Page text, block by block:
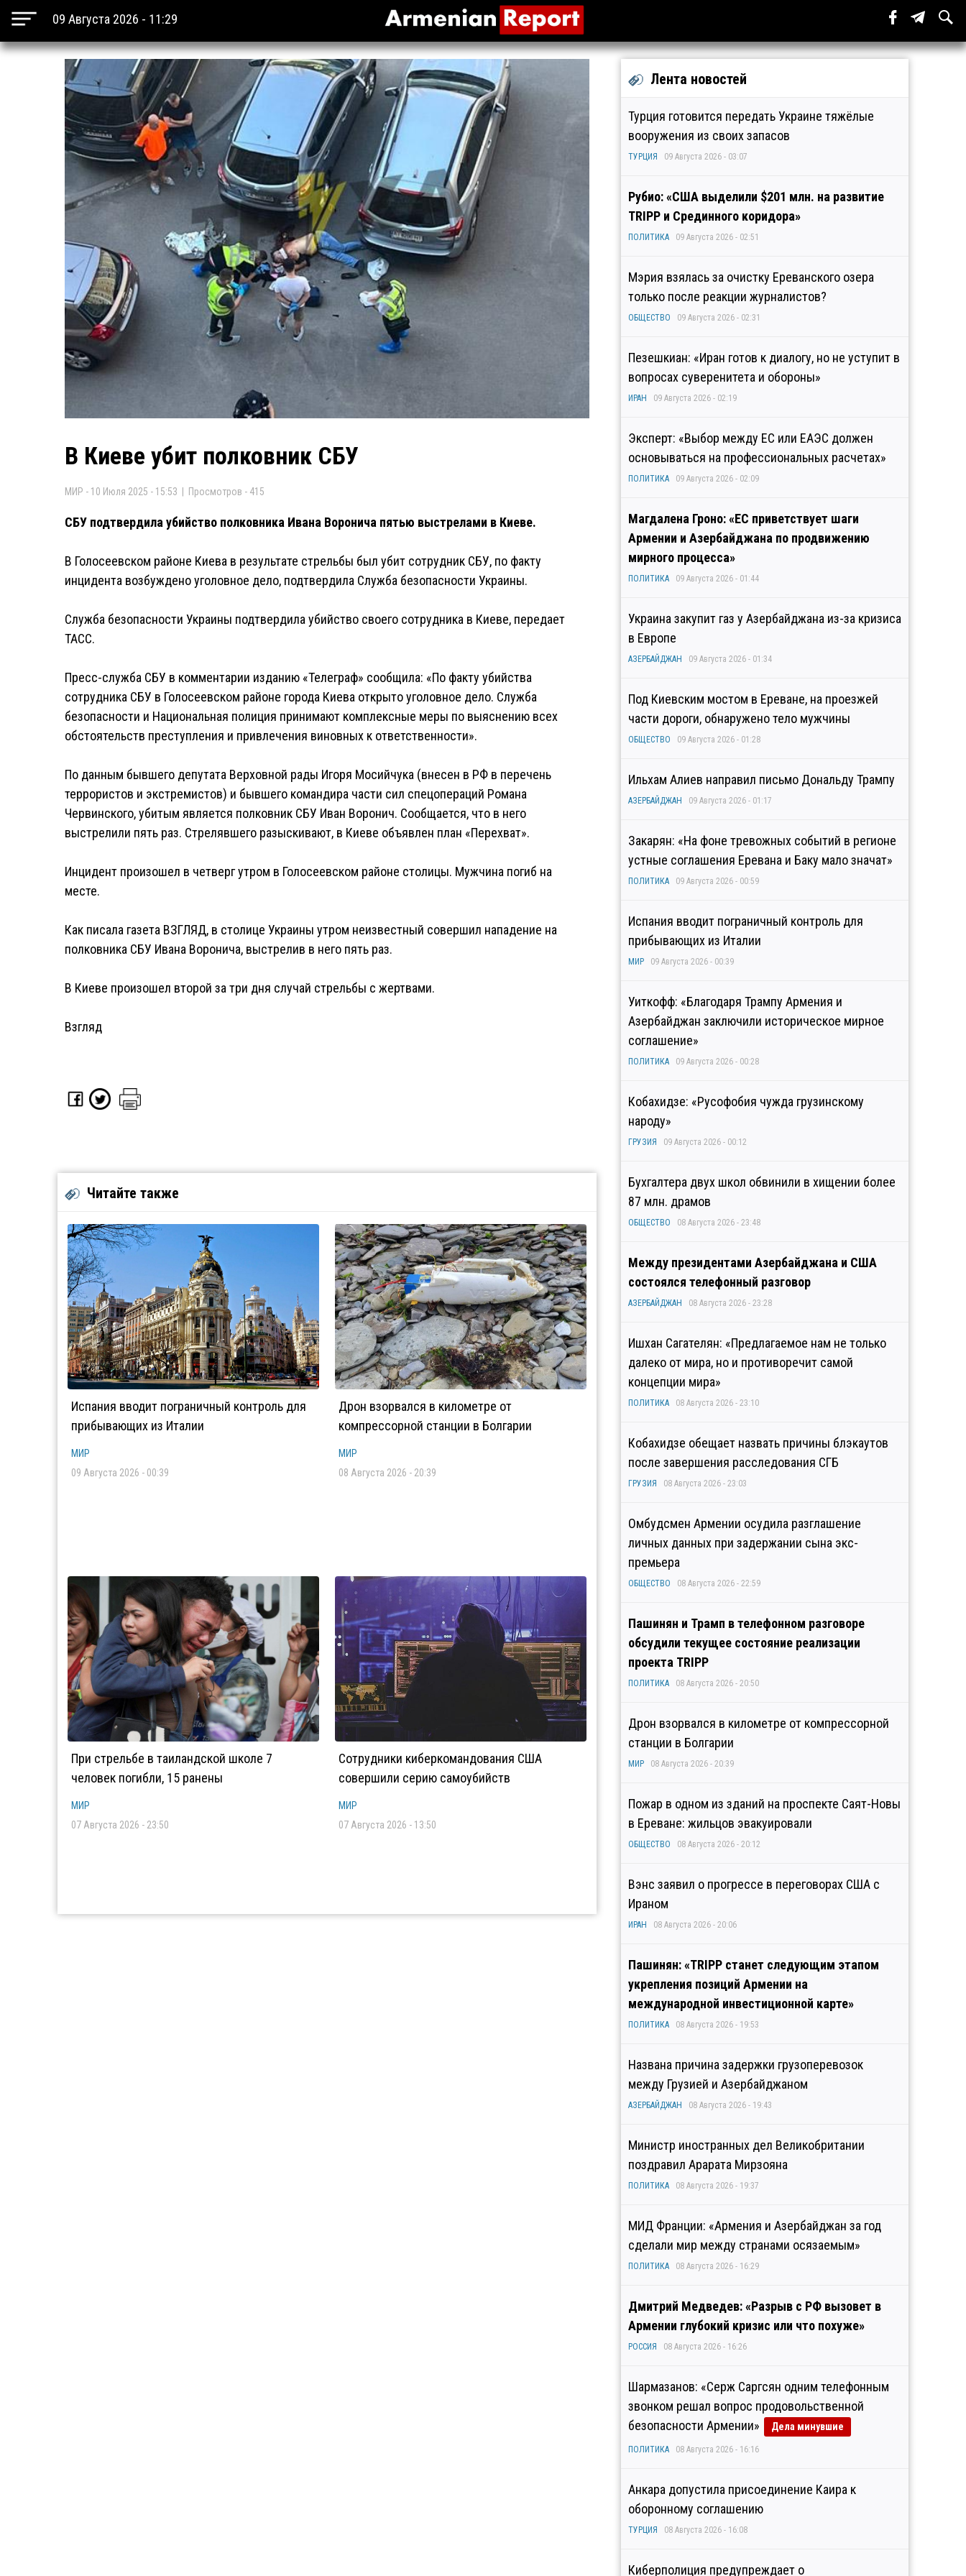
09 Августа 2026 - 11:29
В Киеве убит полковник СБУ
МИР - 10 Июля 2025 - 15:53 | Просмотров - 415
СБУ подтвердила убийство полковника Ивана Воронича пятью выстрелами в Киеве.
В Голосеевском районе Киева в результате стрельбы был убит сотрудник СБУ, по факту
инцидента возбуждено уголовное дело, подтвердила Служба безопасности Украины.
Служба безопасности Украины подтвердила убийство своего сотрудника в Киеве, передает
ТАСС.
Пресс-служба СБУ в комментарии изданию «Телеграф» сообщила: «По факту убийства
сотрудника СБУ в Голосеевском районе города Киева открыто уголовное дело. Служба
безопасности и Национальная полиция принимают комплексные меры по выяснению всех
обстоятельств преступления и привлечения виновных к ответственности».
По данным бывшего депутата Верховной рады Игоря Мосийчука (внесен в РФ в перечень
террористов и экстремистов) и бывшего командира части сил спецопераций Романа
Червинского, убитым является полковник СБУ Иван Воронич. Сообщается, что в него
выстрелили пять раз. Стрелявшего разыскивают, в Киеве объявлен план «Перехват».
Инцидент произошел в четверг утром в Голосеевском районе столицы. Мужчина погиб на
месте.
Как писала газета ВЗГЛЯД, в столице Украины утром неизвестный совершил нападение на
полковника СБУ Ивана Воронича, выстрелив в него пять раз.
В Киеве произошел второй за три дня случай стрельбы с жертвами.
Взгляд
Читайте также
Испания вводит пограничный контроль для
прибывающих из Италии
МИР
09 Августа 2026 - 00:39
Дрон взорвался в километре от
компрессорной станции в Болгарии
МИР
08 Августа 2026 - 20:39
При стрельбе в таиландской школе 7
человек погибли, 15 ранены
МИР
07 Августа 2026 - 23:50
Сотрудники киберкомандования США
совершили серию самоубийств
МИР
07 Августа 2026 - 13:50
Лента новостей
Турция готовится передать Украине тяжёлые
вооружения из своих запасов
ТУРЦИЯ 09 Августа 2026 - 03:07
Рубио: «США выделили $201 млн. на развитие
TRIPP и Срединного коридора»
ПОЛИТИКА 09 Августа 2026 - 02:51
Мэрия взялась за очистку Ереванского озера
только после реакции журналистов?
ОБЩЕСТВО 09 Августа 2026 - 02:31
Пезешкиан: «Иран готов к диалогу, но не уступит в
вопросах суверенитета и обороны»
ИРАН 09 Августа 2026 - 02:19
Эксперт: «Выбор между ЕС или ЕАЭС должен
основываться на профессиональных расчетах»
ПОЛИТИКА 09 Августа 2026 - 02:09
Магдалена Гроно: «ЕС приветствует шаги
Армении и Азербайджана по продвижению
мирного процесса»
ПОЛИТИКА 09 Августа 2026 - 01:44
Украина закупит газ у Азербайджана из-за кризиса
в Европе
АЗЕРБАЙДЖАН 09 Августа 2026 - 01:34
Под Киевским мостом в Ереване, на проезжей
части дороги, обнаружено тело мужчины
ОБЩЕСТВО 09 Августа 2026 - 01:28
Ильхам Алиев направил письмо Дональду Трампу
АЗЕРБАЙДЖАН 09 Августа 2026 - 01:17
Закарян: «На фоне тревожных событий в регионе
устные соглашения Еревана и Баку мало значат»
ПОЛИТИКА 09 Августа 2026 - 00:59
Испания вводит пограничный контроль для
прибывающих из Италии
МИР 09 Августа 2026 - 00:39
Уиткофф: «Благодаря Трампу Армения и
Азербайджан заключили историческое мирное
соглашение»
ПОЛИТИКА 09 Августа 2026 - 00:28
Кобахидзе: «Русофобия чужда грузинскому
народу»
ГРУЗИЯ 09 Августа 2026 - 00:12
Бухгалтера двух школ обвинили в хищении более
87 млн. драмов
ОБЩЕСТВО 08 Августа 2026 - 23:48
Между президентами Азербайджана и США
состоялся телефонный разговор
АЗЕРБАЙДЖАН 08 Августа 2026 - 23:28
Ишхан Сагателян: «Предлагаемое нам не только
далеко от мира, но и противоречит самой
концепции мира»
ПОЛИТИКА 08 Августа 2026 - 23:10
Кобахидзе обещает назвать причины блэкаутов
после завершения расследования СГБ
ГРУЗИЯ 08 Августа 2026 - 23:03
Омбудсмен Армении осудила разглашение
личных данных при задержании сына экс-
премьера
ОБЩЕСТВО 08 Августа 2026 - 22:59
Пашинян и Трамп в телефонном разговоре
обсудили текущее состояние реализации
проекта TRIPP
ПОЛИТИКА 08 Августа 2026 - 20:50
Дрон взорвался в километре от компрессорной
станции в Болгарии
МИР 08 Августа 2026 - 20:39
Пожар в одном из зданий на проспекте Саят-Новы
в Ереване: жильцов эвакуировали
ОБЩЕСТВО 08 Августа 2026 - 20:12
Вэнс заявил о прогрессе в переговорах США с
Ираном
ИРАН 08 Августа 2026 - 20:06
Пашинян: «TRIPP станет следующим этапом
укрепления позиций Армении на
международной инвестиционной карте»
ПОЛИТИКА 08 Августа 2026 - 19:53
Названа причина задержки грузоперевозок
между Грузией и Азербайджаном
АЗЕРБАЙДЖАН 08 Августа 2026 - 19:43
Министр иностранных дел Великобритании
поздравил Арарата Мирзояна
ПОЛИТИКА 08 Августа 2026 - 19:37
МИД Франции: «Армения и Азербайджан за год
сделали мир между странами осязаемым»
ПОЛИТИКА 08 Августа 2026 - 16:29
Дмитрий Медведев: «Разрыв с РФ вызовет в
Армении глубокий кризис или что похуже»
РОССИЯ 08 Августа 2026 - 16:26
Шармазанов: «Серж Саргсян одним телефонным
звонком решал вопрос продовольственной
безопасности Армении»
Дела минувшие
ПОЛИТИКА 08 Августа 2026 - 16:16
Анкара допустила присоединение Каира к
оборонному соглашению
ТУРЦИЯ 08 Августа 2026 - 16:08
Киберполиция предупреждает о